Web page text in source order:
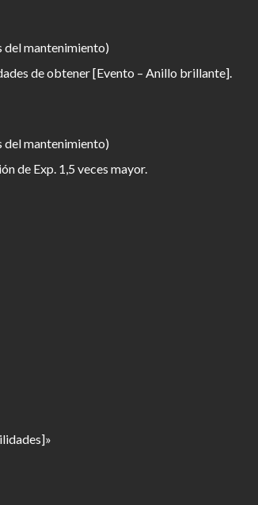
del mantenimiento)
de obtener [Evento – Anillo brillante].
del mantenimiento)
de Exp. 1,5 veces mayor.